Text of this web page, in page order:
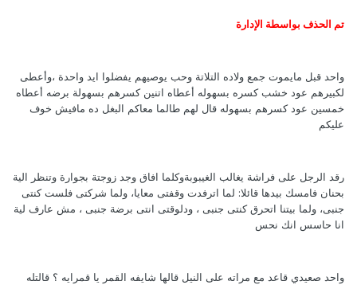
تم الحذف بواسطة الإدارة
واحد قبل مايموت جمع ولاده التلاتة وحب يوصيهم يفضلوا ايد واحدة ،وأعطى
لكبيرهم عود خشب كسره بسهوله أعطاه اتنين كسرهم بسهولة برضه أعطاه
خمسين عود كسرهم بسهوله قال لهم طالما معاكم البغل ده مافيش خوف
عليكم
رقد الرجل على فراشة يغالب الغيبوبةوكلما افاق وجد زوجتة بجوارة وتنظر الية
بحنان فامسك بيدها قائلا: لما اترفدت وقفتى معايا، ولما شركتى فلست كنتى
جنبى، ولما بيتنا اتحرق كنتى جنبى ، ودلوقتى انتى برضة جنبى ، مش عارف لية
انا حاسس انك نحس
واحد صعيدي قاعد مع مراته على النيل قالها شايفه القمر يا قمرايه ؟ قالتله